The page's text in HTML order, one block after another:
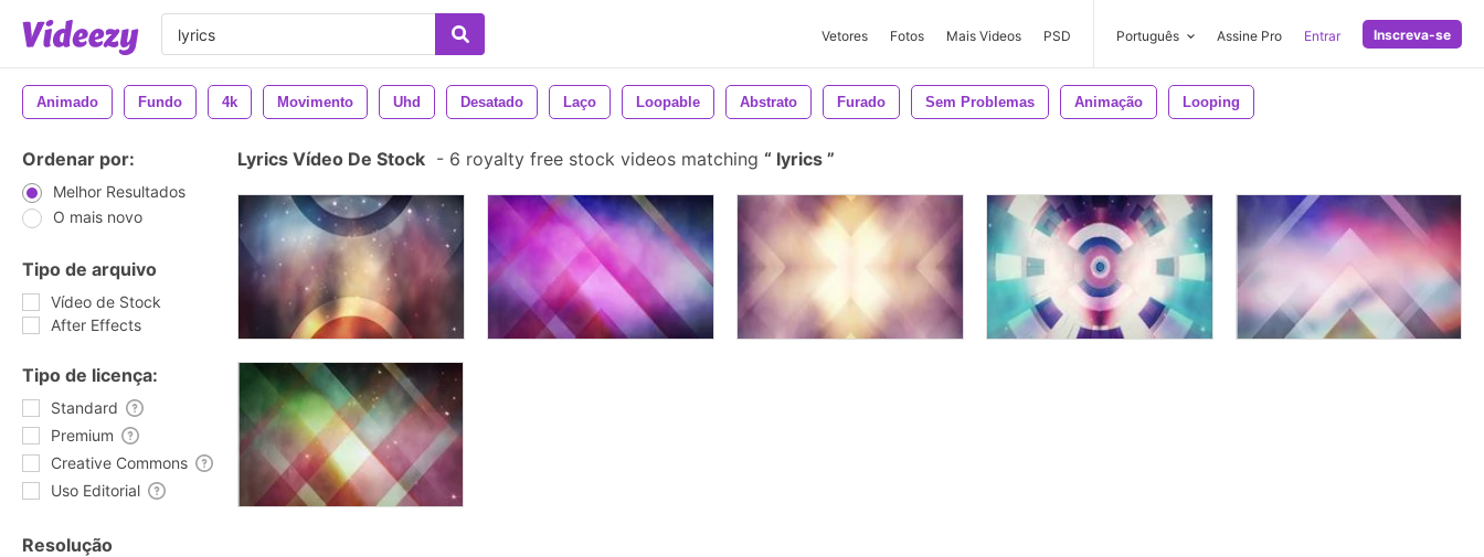
Vetores Fotos Mais Videos PSD Português Assine Pro Entrar Inscreva-se
Animado Fundo 4k Movimento Uhd Desatado Laço Loopable Abstrato Furado Sem Problemas Animação Looping
Ordenar por:
Melhor Resultados
O mais novo
Tipo de arquivo
Vídeo de Stock
After Effects
Tipo de licença:
Standard
Premium
Creative Commons
Uso Editorial
Resolução
Lyrics Vídeo De Stock - 6 royalty free stock videos matching lyrics